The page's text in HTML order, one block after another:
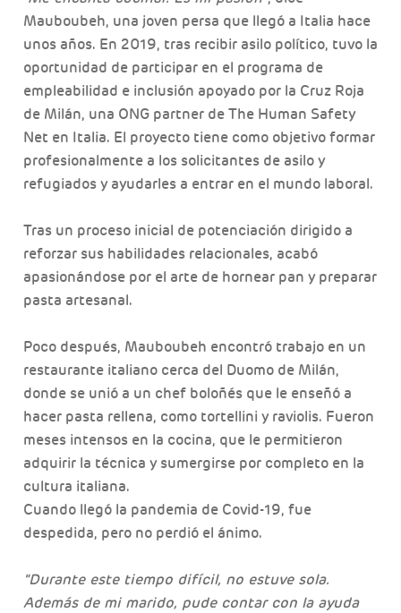
Mauboubeh, una joven persa que llegó a Italia hace
unos años. En 2019, tras recibir asilo político, tuvo la
oportunidad de participar en el programa de
empleabilidad e inclusión apoyado por la Cruz Roja
de Milán, una ONG partner de The Human Safety
Net en Italia. El proyecto tiene como objetivo formar
profesionalmente a los solicitantes de asilo y
refugiados y ayudarles a entrar en el mundo laboral.
Tras un proceso inicial de potenciación dirigido a
reforzar sus habilidades relacionales, acabó
apasionándose por el arte de hornear pan y preparar
pasta artesanal.
Poco después, Mauboubeh encontró trabajo en un
restaurante italiano cerca del Duomo de Milán,
donde se unió a un chef boloñés que le enseñó a
hacer pasta rellena, como tortellini y raviolis. Fueron
meses intensos en la cocina, que le permitieron
adquirir la técnica y sumergirse por completo en la
cultura italiana.
Cuando llegó la pandemia de Covid-19, fue
despedida, pero no perdió el ánimo.
"Durante este tiempo difícil, no estuve sola.
Además de mi marido, pude contar con la ayuda